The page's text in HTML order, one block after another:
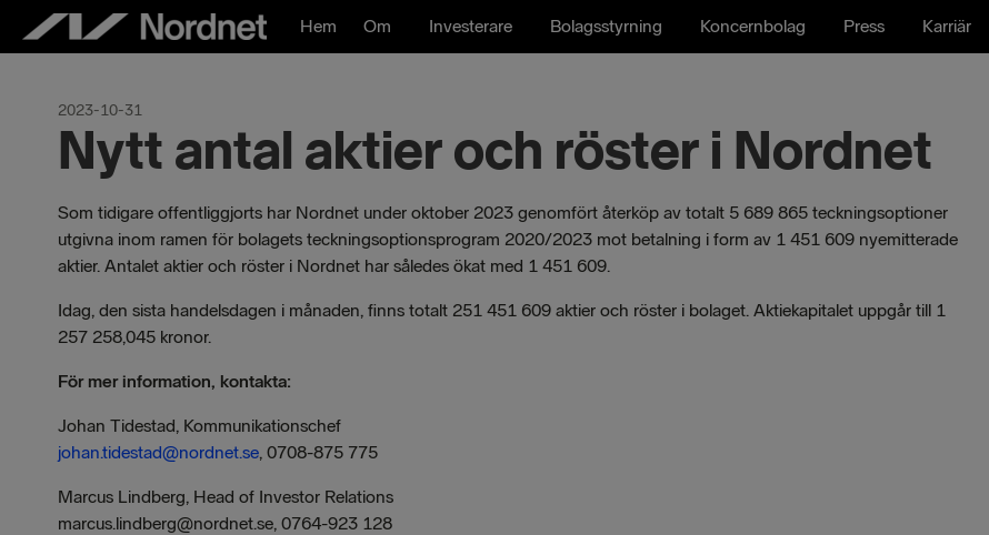
Hoppa
Hem Om Investerare Bolagsstyrning Koncernbolag Press Karriär
2023-10-31
Nytt antal aktier och röster i Nordnet
Som tidigare offentliggjorts har Nordnet under oktober 2023 genomfört återköp av totalt 5 689 865 teckningsoptioner
utgivna inom ramen för bolagets teckningsoptionsprogram 2020/2023 mot betalning i form av 1 451 609 nyemitterade
aktier. Antalet aktier och röster i Nordnet har således ökat med 1 451 609.
Idag, den sista handelsdagen i månaden, finns totalt 251 451 609 aktier och röster i bolaget. Aktiekapitalet uppgår till 1
257 258,045 kronor.
För mer information, kontakta:
Johan Tidestad, Kommunikationschef
johan.tidestad@nordnet.se, 0708-875 775
Marcus Lindberg, Head of Investor Relations
marcus.lindberg@nordnet.se, 0764-923 128